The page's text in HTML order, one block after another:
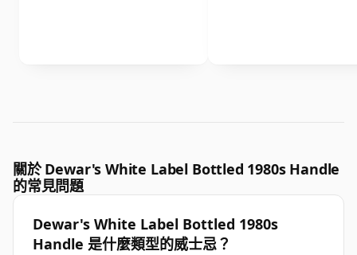
關於 Dewar's White Label Bottled 1980s Handle
的常見問題
Dewar's White Label Bottled 1980s
Handle 是什麼類型的威士忌？